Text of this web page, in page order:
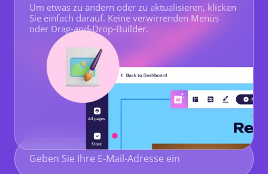
Um etwas zu ändern oder zu aktualisieren, klicken
Sie einfach darauf. Keine verwirrenden Menüs
oder Drag-and-Drop-Builder.